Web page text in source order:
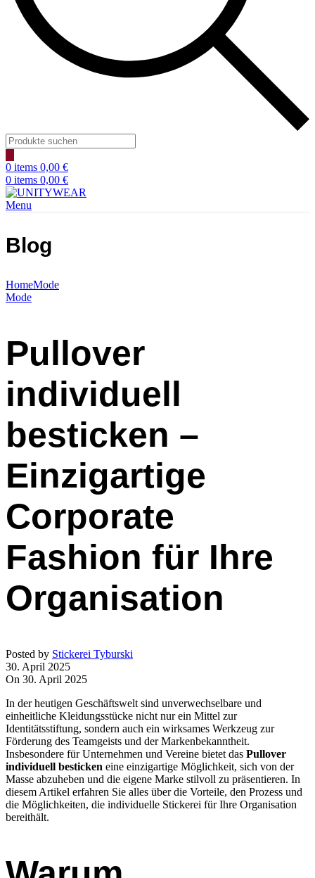
Products
search
0 items 0,00 €
0 items 0,00 €
Menu
Blog
HomeMode
Mode
Pullover
individuell
besticken –
Einzigartige
Corporate
Fashion für Ihre
Organisation
Posted by Stickerei Tyburski
30. April 2025
On 30. April 2025
In der heutigen Geschäftswelt sind unverwechselbare und
einheitliche Kleidungsstücke nicht nur ein Mittel zur
Identitätsstiftung, sondern auch ein wirksames Werkzeug zur
Förderung des Teamgeists und der Markenbekanntheit.
Insbesondere für Unternehmen und Vereine bietet das Pullover
individuell besticken eine einzigartige Möglichkeit, sich von der
Masse abzuheben und die eigene Marke stilvoll zu präsentieren. In
diesem Artikel erfahren Sie alles über die Vorteile, den Prozess und
die Möglichkeiten, die individuelle Stickerei für Ihre Organisation
bereithält.